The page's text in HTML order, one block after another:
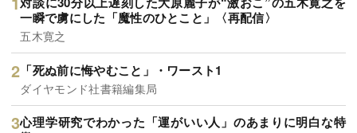
一瞬で虜にした「魔性のひとこと」〈再配信〉
五木寛之
「死ぬ前に悔やむこと」・ワースト1
ダイヤモンド社書籍編集局
心理学研究でわかった「運がいい人」のあまりに明白な特